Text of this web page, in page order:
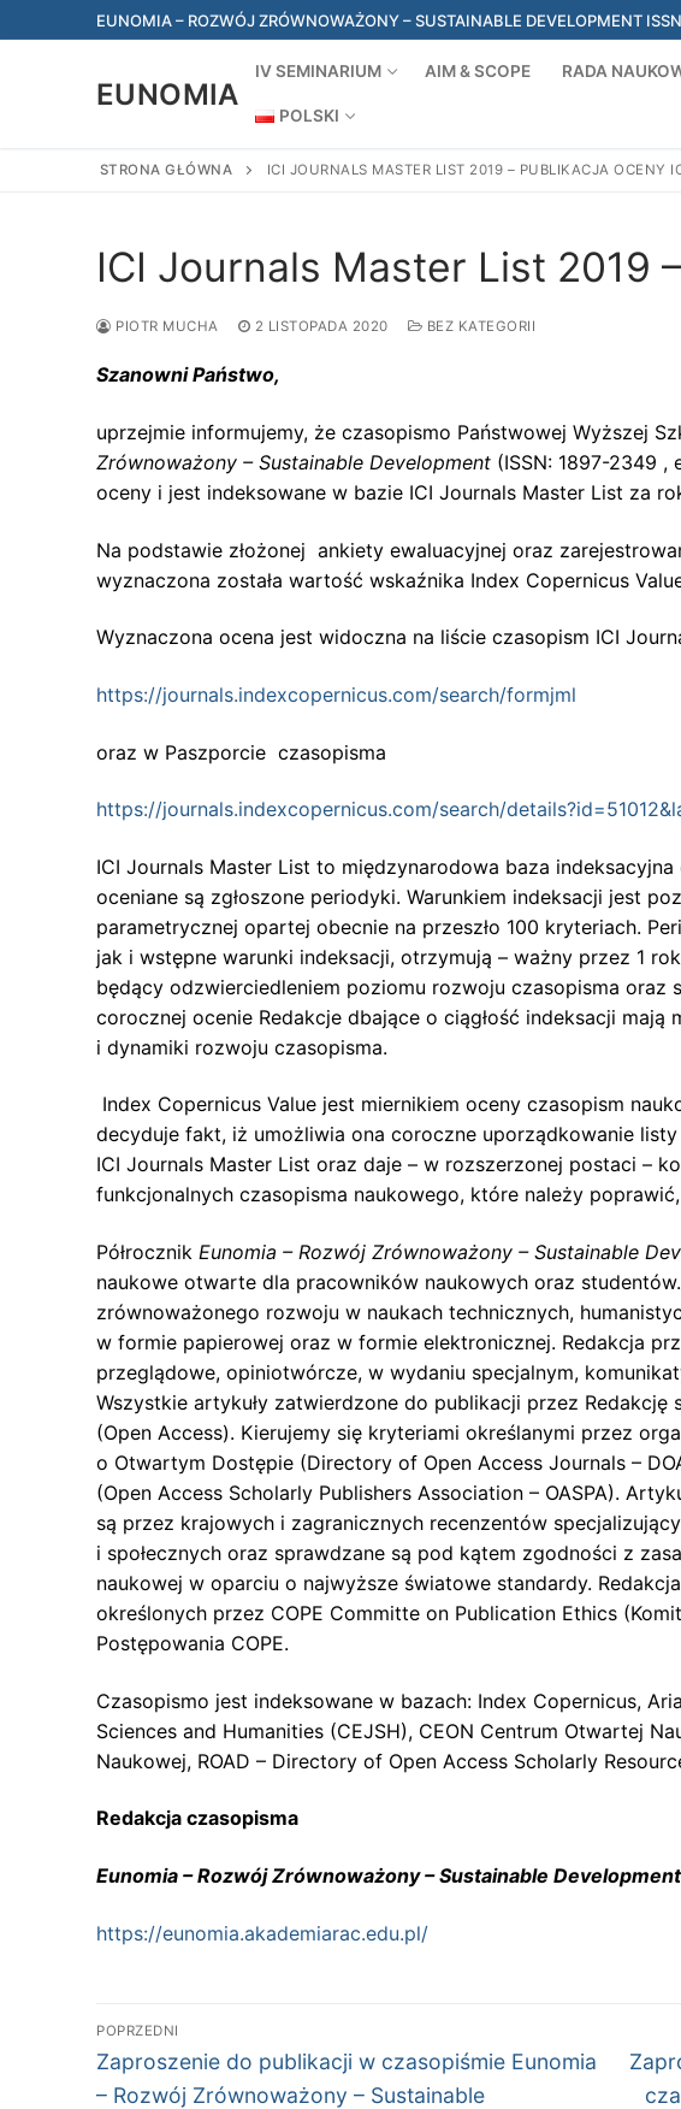
do
EUNOMIA – ROZWÓJ ZRÓWNOWAŻONY – SUSTAINABLE DEVELOPMENT
EUNOMIA
IV SEMINARIUM AIM & SCOPE RADA
POLSKI
STRONA GŁÓWNA ICI JOURNALS MASTER LIST 2019 – PUBLIKACJA OCENY
ICI Journals Master List 2019
PIOTR MUCHA 2 LISTOPADA 2020 BEZ KATEGORII
Szanowni Państwo,
uprzejmie informujemy, że czasopismo Państwowej Wyższej
Zrównoważony – Sustainable Development (ISSN: 1897-2349 ,
oceny i jest indeksowane w bazie ICI Journals Master List za
Na podstawie złożonej ankiety ewaluacyjnej oraz
wyznaczona została wartość wskaźnika Index Copernicus
Wyznaczona ocena jest widoczna na liście czasopism ICI
https://journals.indexcopernicus.com/search/formjml
oraz w Paszporcie czasopisma
https://journals.indexcopernicus.com/search/
ICI Journals Master List to międzynarodowa baza
oceniane są zgłoszone periodyki. Warunkiem indeksacji jest
parametrycznej opartej obecnie na przeszło 100 kryteriach.
jak i wstępne warunki indeksacji, otrzymują – ważny przez 1
będący odzwierciedleniem poziomu rozwoju czasopisma oraz
corocznej ocenie Redakcje dbające o ciągłość indeksacji
i dynamiki rozwoju czasopisma.
Index Copernicus Value jest miernikiem oceny czasopism
decyduje fakt, iż umożliwia ona coroczne uporządkowanie
ICI Journals Master List oraz daje – w rozszerzonej postaci –
funkcjonalnych czasopisma naukowego, które należy
Półrocznik Eunomia – Rozwój Zrównoważony – Sustainable
naukowe otwarte dla pracowników naukowych oraz
zrównoważonego rozwoju w naukach technicznych,
w formie papierowej oraz w formie elektronicznej. Redakcja
przeglądowe, opiniotwórcze, w wydaniu specjalnym,
Wszystkie artykuły zatwierdzone do publikacji przez
(Open Access). Kierujemy się kryteriami określanymi przez
o Otwartym Dostępie (Directory of Open Access Journals –
(Open Access Scholarly Publishers Association – OASPA).
są przez krajowych i zagranicznych recenzentów
i społecznych oraz sprawdzane są pod kątem zgodności z
naukowej w oparciu o najwyższe światowe standardy.
określonych przez COPE Committe on Publication Ethics
Postępowania COPE.
Czasopismo jest indeksowane w bazach: Index Copernicus,
Sciences and Humanities (CEJSH), CEON Centrum Otwartej
Naukowej, ROAD – Directory of Open Access Scholarly
Redakcja czasopisma
Eunomia – Rozwój Zrównoważony – Sustainable Development
https://eunomia.akademiarac.edu.pl/
Nawigacja
wpisu
POPRZEDNI
Poprzedni
wpis:
Zaproszenie do publikacji w czasopiśmie Eunomia
– Rozwój Zrównoważony – Sustainable
wpis: